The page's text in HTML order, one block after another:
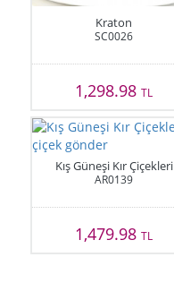
Kraton
SC0026
1,298.98TL
Kış Güneşi Kır Çiçekleri
AR0139
1,479.98TL